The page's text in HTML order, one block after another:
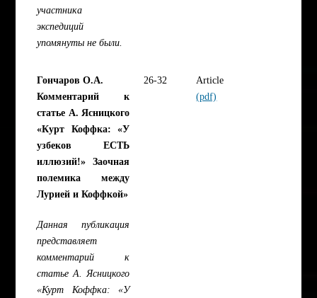
участника
экспедиций
упомянуты не были.
Гончаров О.А.
Комментарий к
статье А. Ясницкого
«Курт Коффка: «У
узбеков ЕСТЬ
иллюзий!» Заочная
полемика между
Лурией и Коффкой»
Данная публикация
представляет
комментарий к
статье А. Ясницкого
«Курт Коффка: «У
26-32
Article
(pdf)